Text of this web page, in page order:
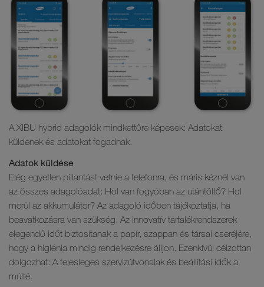
A XIBU hybrid adagolók mindkettőre képesek: Adatokat
küldenek és adatokat fogadnak.
Adatok küldése
Elég egyetlen pillantást vetnie a telefonra, és máris kéznél van
az összes adagolóadat: Hol van fogyóban az utántöltő? Hol
merül az akkumulátor? Az adagoló időben tájékoztatja, ha
beavatkozásra van szükség. Az innovatív tartalékrendszerek
elegendő időt biztosítanak a papír, szappan és társai cseréjére,
hogy a higiénia mindig rendelkezésre álljon. Ezenkívül célzottan
dolgozhat: A felesleges szervizútvonalak és beállítási idők a
múlté.